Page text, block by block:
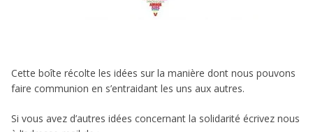
Cette boîte récolte les idées sur la manière dont nous pouvons
faire communion en s’entraidant les uns aux autres.
Si vous avez d’autres idées concernant la solidarité écrivez nous